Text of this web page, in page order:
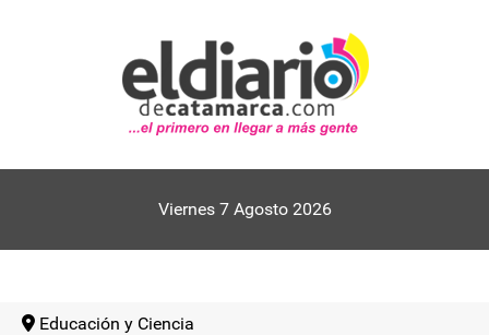
Viernes 7 Agosto 2026
Educación y Ciencia